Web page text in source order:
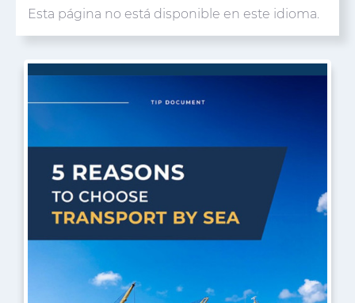
Esta página no está disponible en este idioma.